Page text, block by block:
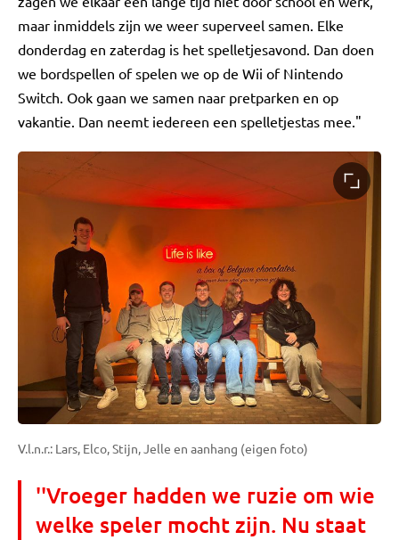
maar inmiddels zijn we weer superveel samen. Elke
donderdag en zaterdag is het spelletjesavond. Dan doen
we bordspellen of spelen we op de Wii of Nintendo
Switch. Ook gaan we samen naar pretparken en op
vakantie. Dan neemt iedereen een spelletjestas mee."
V.l.n.r.: Lars, Elco, Stijn, Jelle en aanhang (eigen foto)
''Vroeger hadden we ruzie om wie
welke speler mocht zijn. Nu staat